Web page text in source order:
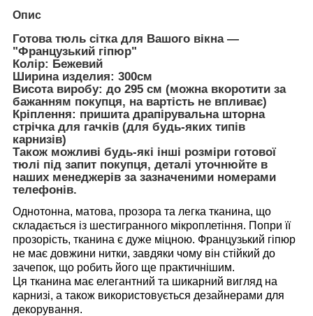
Опис
Готова тюль сітка для Вашого вікна —
"Французький гіпюр"
Колір: Бежевий
Ширина изделия: 300см
Висота виробу: до 295 см (можна вкоротити за
бажанням покупця, на вартість не впливає)
Кріплення: пришита драпірувальна шторна
стрічка для гачків (для будь-яких типів
карнизів)
Також можливі будь-які інші розміри готової
тюлі під запит покупця, деталі уточнюйте в
наших менеджерів за зазначеними номерами
телефонів.
Однотонна, матова, прозора та легка тканина, що
складається із шестигранного мікроплетіння. Попри її
прозорість, тканина є дуже міцною. Французький гіпюр
не має довжини нитки, завдяки чому він стійкий до
зачепок, що робить його ще практичнішим.
Ця тканина має елегантний та шикарний вигляд на
карнизі, а також використовується дезайнерами для
декорування.